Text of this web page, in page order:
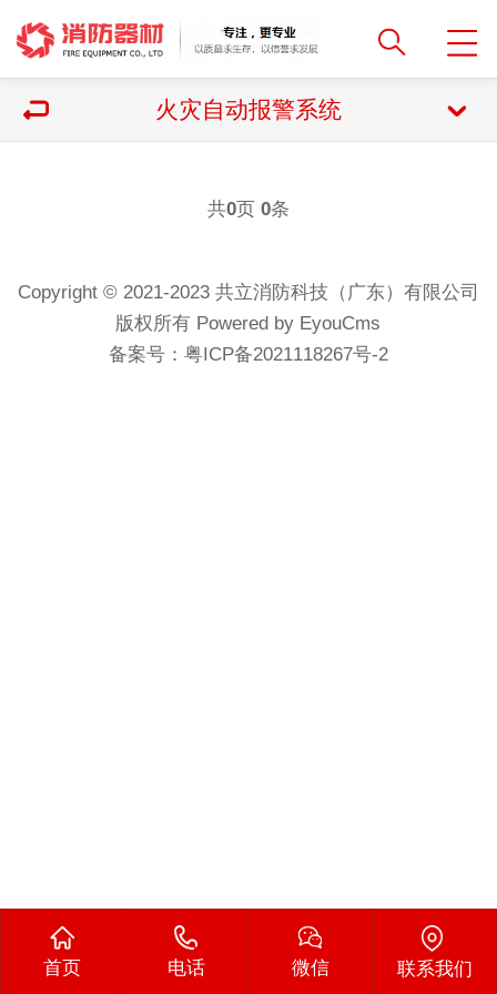
火灾自动报警系统
共0页 0条
Copyright © 2021-2023 共立消防科技（广东）有限公司
版权所有 Powered by EyouCms
备案号： 粤ICP备2021118267号-2
首页 电话 微信 联系我们